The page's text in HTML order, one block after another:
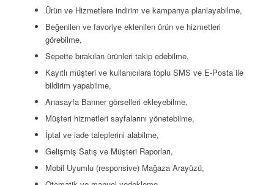
Ürün ve Hizmetlere indirim ve kampanya planlayabilme,
Beğenilen ve favoriye eklenilen ürün ve hizmetleri
görebilme,
Sepette bırakılan ürünleri takip edebilme,
Kayıtlı müşteri ve kullanıcılara toplu SMS ve E-Posta ile
bildirim yapabilme,
Anasayfa Banner görselleri ekleyebilme,
Müşteri hizmetleri sayfalarını yönetebilme,
İptal ve iade taleplerini alabilme,
Gelişmiş Satış ve Müşteri Raporları,
Mobil Uyumlu (responsive) Mağaza Arayüzü,